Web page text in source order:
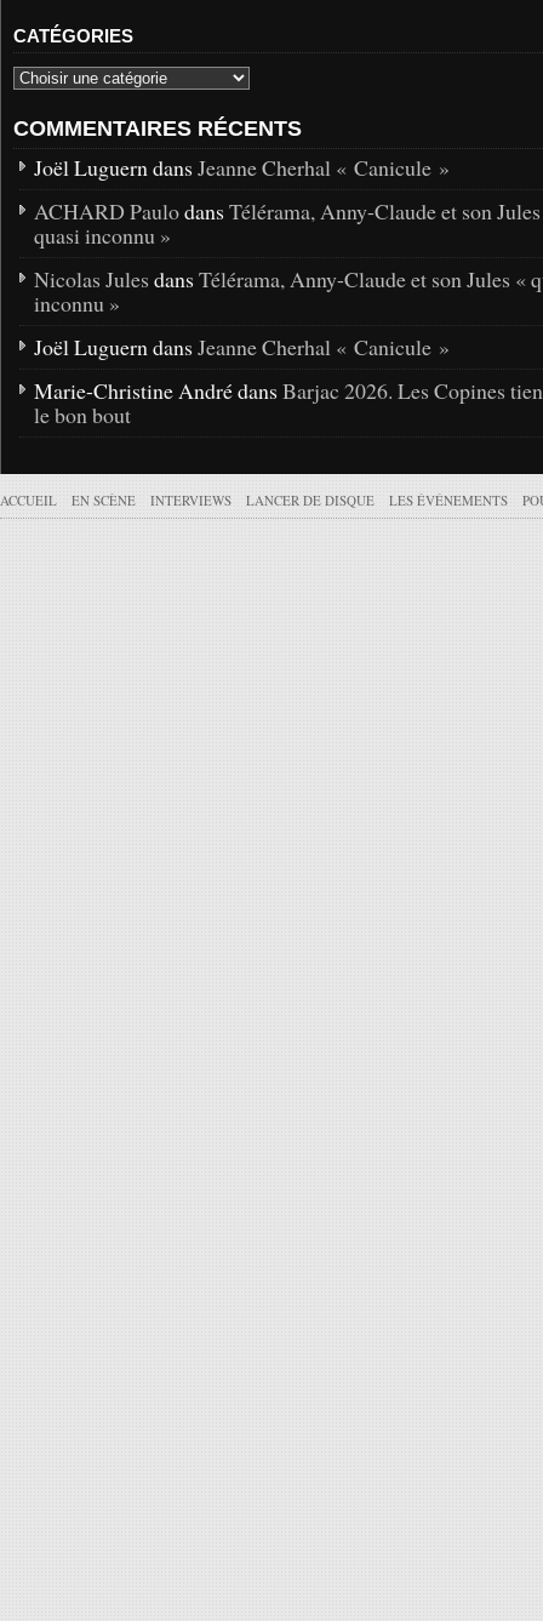
CATÉGORIES
COMMENTAIRES RÉCENTS
Joël Luguern dans Jeanne Cherhal « Canicule »
ACHARD Paulodans Télérama, Anny-Claude et son
quasi inconnu »
Nicolas Jules dans Télérama, Anny-Claude et son Jules «
inconnu »
Joël Luguern dans Jeanne Cherhal « Canicule »
Marie-Christine André dans Barjac 2026. Les Copines
le bon bout
ACCUEIL EN SCÈNE INTERVIEWS LANCER DE DISQUE LES ÉVÉNEMENTS